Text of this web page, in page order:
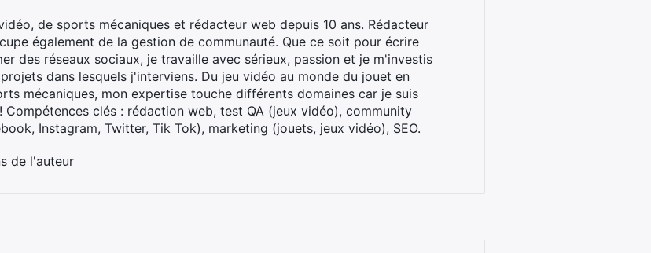
de sports mécaniques et rédacteur web depuis 10 ans. Rédacteur
également de la gestion de communauté. Que ce soit pour écrire
des réseaux sociaux, je travaille avec sérieux, passion et je m'investis
dans lesquels j'interviens. Du jeu vidéo au monde du jouet en
mécaniques, mon expertise touche différents domaines car je suis
clés : rédaction web, test QA (jeux vidéo), community
Instagram, Twitter, Tik Tok), marketing (jouets, jeux vidéo), SEO.
de l'auteur